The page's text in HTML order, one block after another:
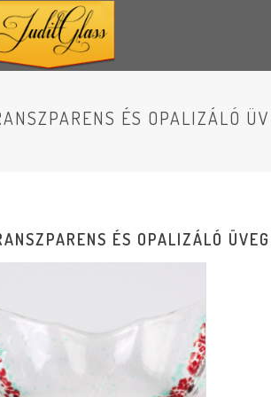
ÉS OPALIZÁLÓ
ÉS OPALIZÁLÓ ÜVEG